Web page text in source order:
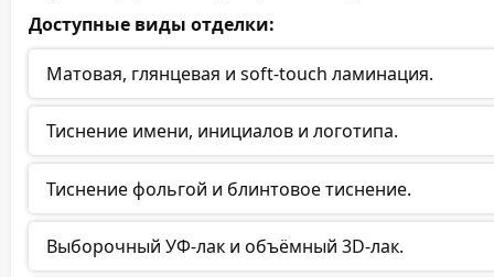
Доступные виды отделки:
Матовая, глянцевая и soft-touch ламинация.
Тиснение имени, инициалов и логотипа.
Тиснение фольгой и блинтовое тиснение.
Выборочный УФ-лак и объёмный 3D-лак.